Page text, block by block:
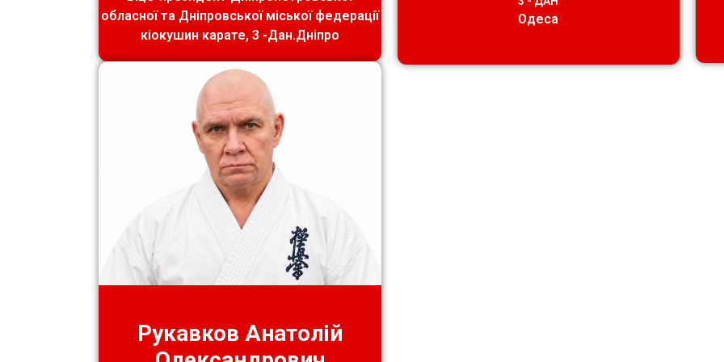
обласної та Дніпровської міської федерації
кіокушин карате, 3 -Дан.Дніпро
Рукавков Анатолій
Одеса